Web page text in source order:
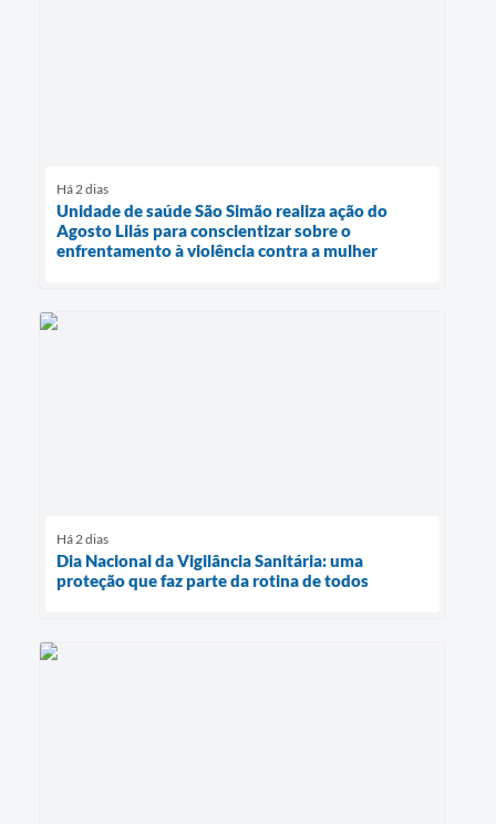
Há 2 dias
Unidade de saúde São Simão realiza ação do
Agosto Lilás para conscientizar sobre o
enfrentamento à violência contra a mulher
Há 2 dias
Dia Nacional da Vigilância Sanitária: uma
proteção que faz parte da rotina de todos